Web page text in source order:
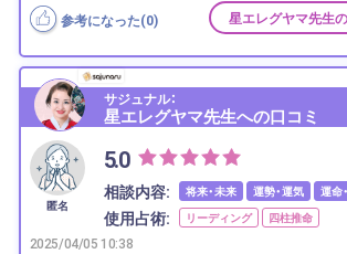
参考になった(0) 星エレグヤマ先生
サジュナル：
星エレグヤマ先生への口コミ
匿名
5.0
相談内容: 将来・未来 運勢・運気 運命
使用占術: リーディング 四柱推命
2025/04/05 10:38